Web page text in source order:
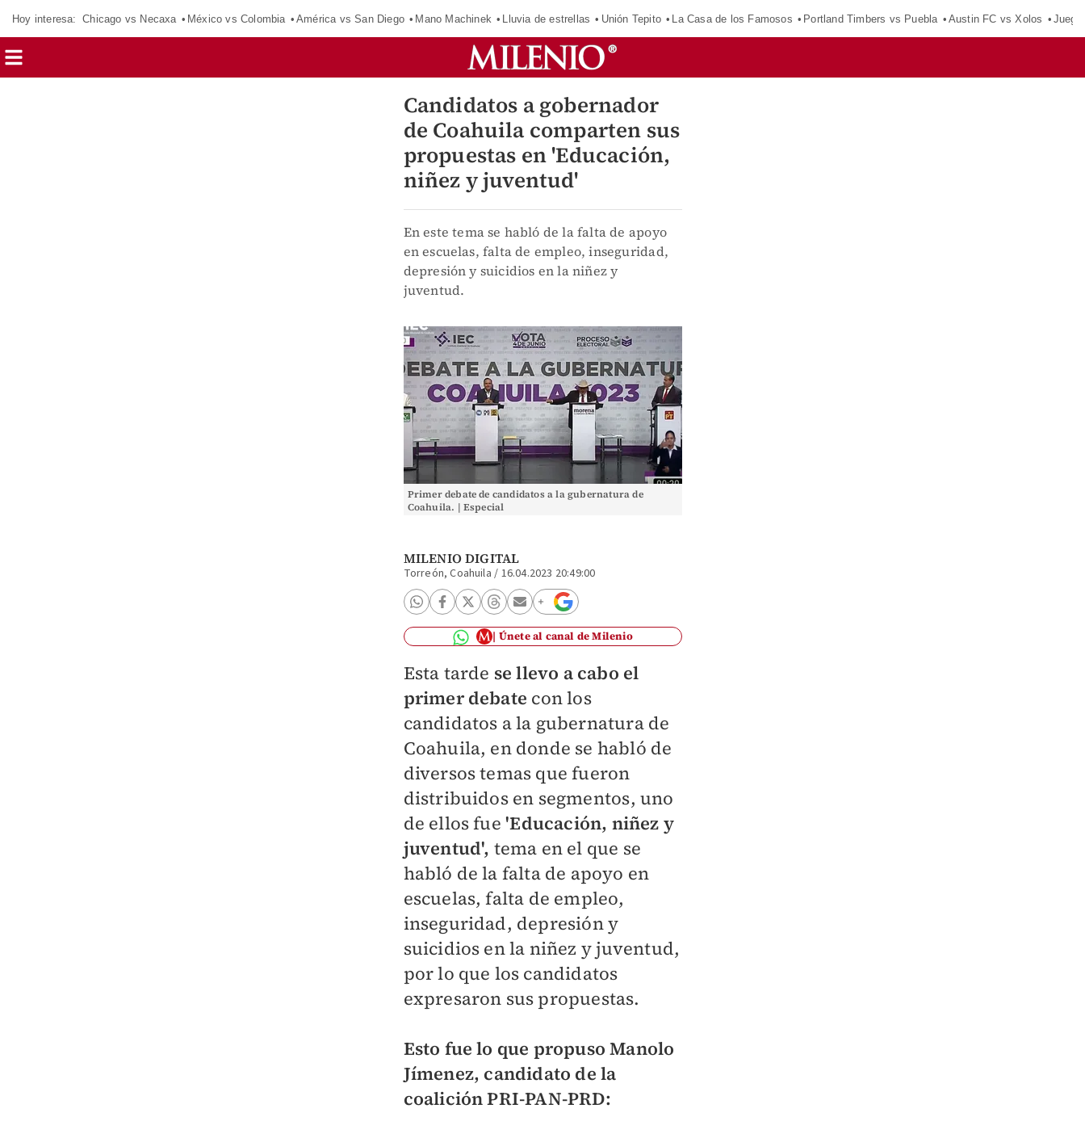
Hoy interesa: Chicago vs Necaxa México vs Colombia América vs San Diego Mano Machinek Lluvia de estrellas Unión Tepito La Casa de los Famosos Portland Timbers vs Puebla Austin FC vs Xolos
Candidatos a gobernador
de Coahuila comparten sus
propuestas en 'Educación,
niñez y juventud'
En este tema se habló de la falta de apoyo
en escuelas, falta de empleo, inseguridad,
depresión y suicidios en la niñez y
juventud.
Primer debate de candidatos a la gubernatura de
Coahuila. | Especial
MILENIO DIGITAL
Torreón, Coahuila / 16.04.2023 20:49:00
Únete al canal de Milenio
Esta tarde se llevo a cabo el
primer debate con los
candidatos a la gubernatura de
Coahuila, en donde se habló de
diversos temas que fueron
distribuidos en segmentos, uno
de ellos fue'Educación, niñez y
juventud', tema en el que se
habló de la falta de apoyo en
escuelas, falta de empleo,
inseguridad, depresión y
suicidios en la niñez y juventud,
por lo que los candidatos
expresaron sus propuestas.
Esto fue lo que propuso Manolo
Jímenez, candidato de la
coalición PRI-PAN-PRD: